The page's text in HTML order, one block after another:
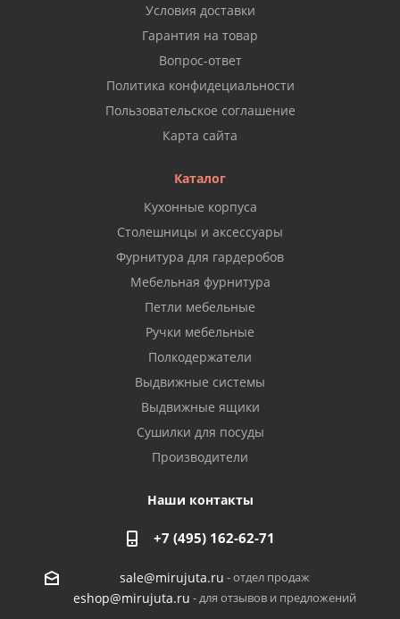
Условия доставки
Гарантия на товар
Вопрос-ответ
Политика конфидециальности
Пользовательское соглашение
Карта сайта
Каталог
Кухонные корпуса
Столешницы и аксессуары
Фурнитура для гардеробов
Мебельная фурнитура
Петли мебельные
Ручки мебельные
Полкодержатели
Выдвижные системы
Выдвижные ящики
Сушилки для посуды
Производители
Наши контакты
+7 (495) 162-62-71
sale@mirujuta.ru - отдел продаж
eshop@mirujuta.ru - для отзывов и предложений